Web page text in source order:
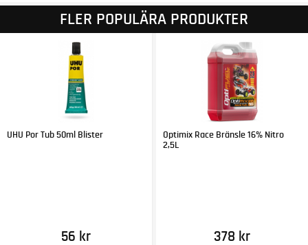
FLER POPULÄRA PRODUKTER
UHU Por Tub 50ml Blister
56 kr
Optimix Race Bränsle 16% Nitro
2,5L
378 kr